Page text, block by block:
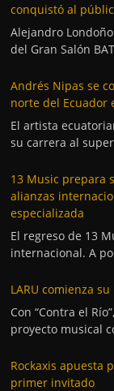
conquistó al
Alejandro
del Gran Salón
Andrés Nipas se
norte del Ecuador
El artista
su carrera al
13 Music prepara
alianzas
especializada
El regreso de 13
internacional. A
LARU comienza
Con “Contra el
proyecto musical
Rockaxis apuesta
primer invitado